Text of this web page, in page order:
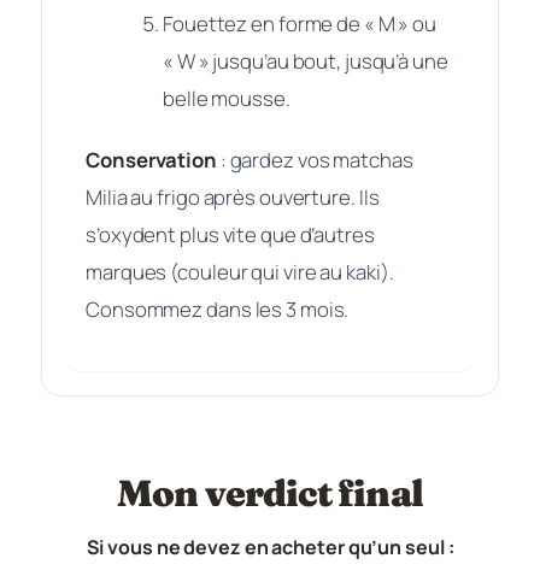
Fouettez en forme de « M » ou
« W » jusqu’au bout, jusqu’à une
belle mousse.
Conservation : gardez vos matchas
Milia au frigo après ouverture. Ils
s’oxydent plus vite que d’autres
marques (couleur qui vire au kaki).
Consommez dans les 3 mois.
Mon verdict final
Si vous ne devez en acheter qu’un seul :